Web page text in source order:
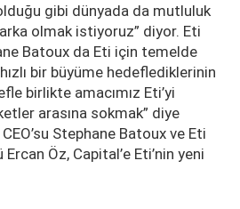
gibi dünyada da mutluluk
olmak istiyoruz” diyor. Eti
Batoux da Eti için temelde
bir büyüme hedeflediklerinin
birlikte amacımız Eti’yi
arasına sokmak” diye
Stephane Batoux ve Eti
Öz, Capital’e Eti’nin yeni